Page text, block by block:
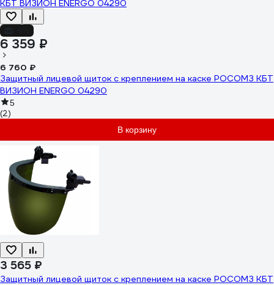
6 359 ₽
6 760 ₽
Защитный лицевой щиток с креплением на каске РОСОМЗ КБТ
ВИЗИОН ENERGO 04290
5
(2)
В корзину
3 565 ₽
Защитный лицевой щиток с креплением на каске РОСОМЗ КБТ